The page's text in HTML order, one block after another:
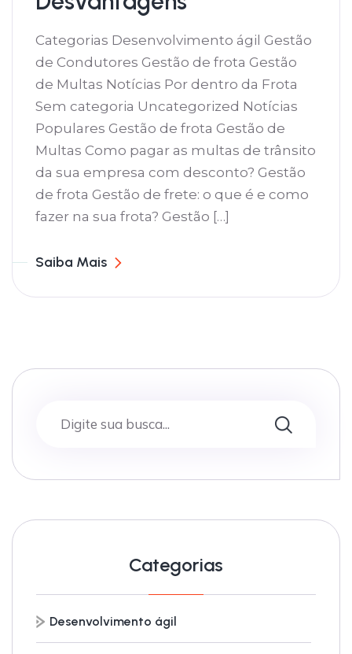
Categorias Desenvolvimento ágil Gestão
de Condutores Gestão de frota Gestão
de Multas Notícias Por dentro da Frota
Sem categoria Uncategorized Notícias
Populares Gestão de frota Gestão de
Multas Como pagar as multas de trânsito
da sua empresa com desconto? Gestão
de frota Gestão de frete: o que é e como
fazer na sua frota? Gestão […]
Saiba Mais
Categorias
Desenvolvimento ágil